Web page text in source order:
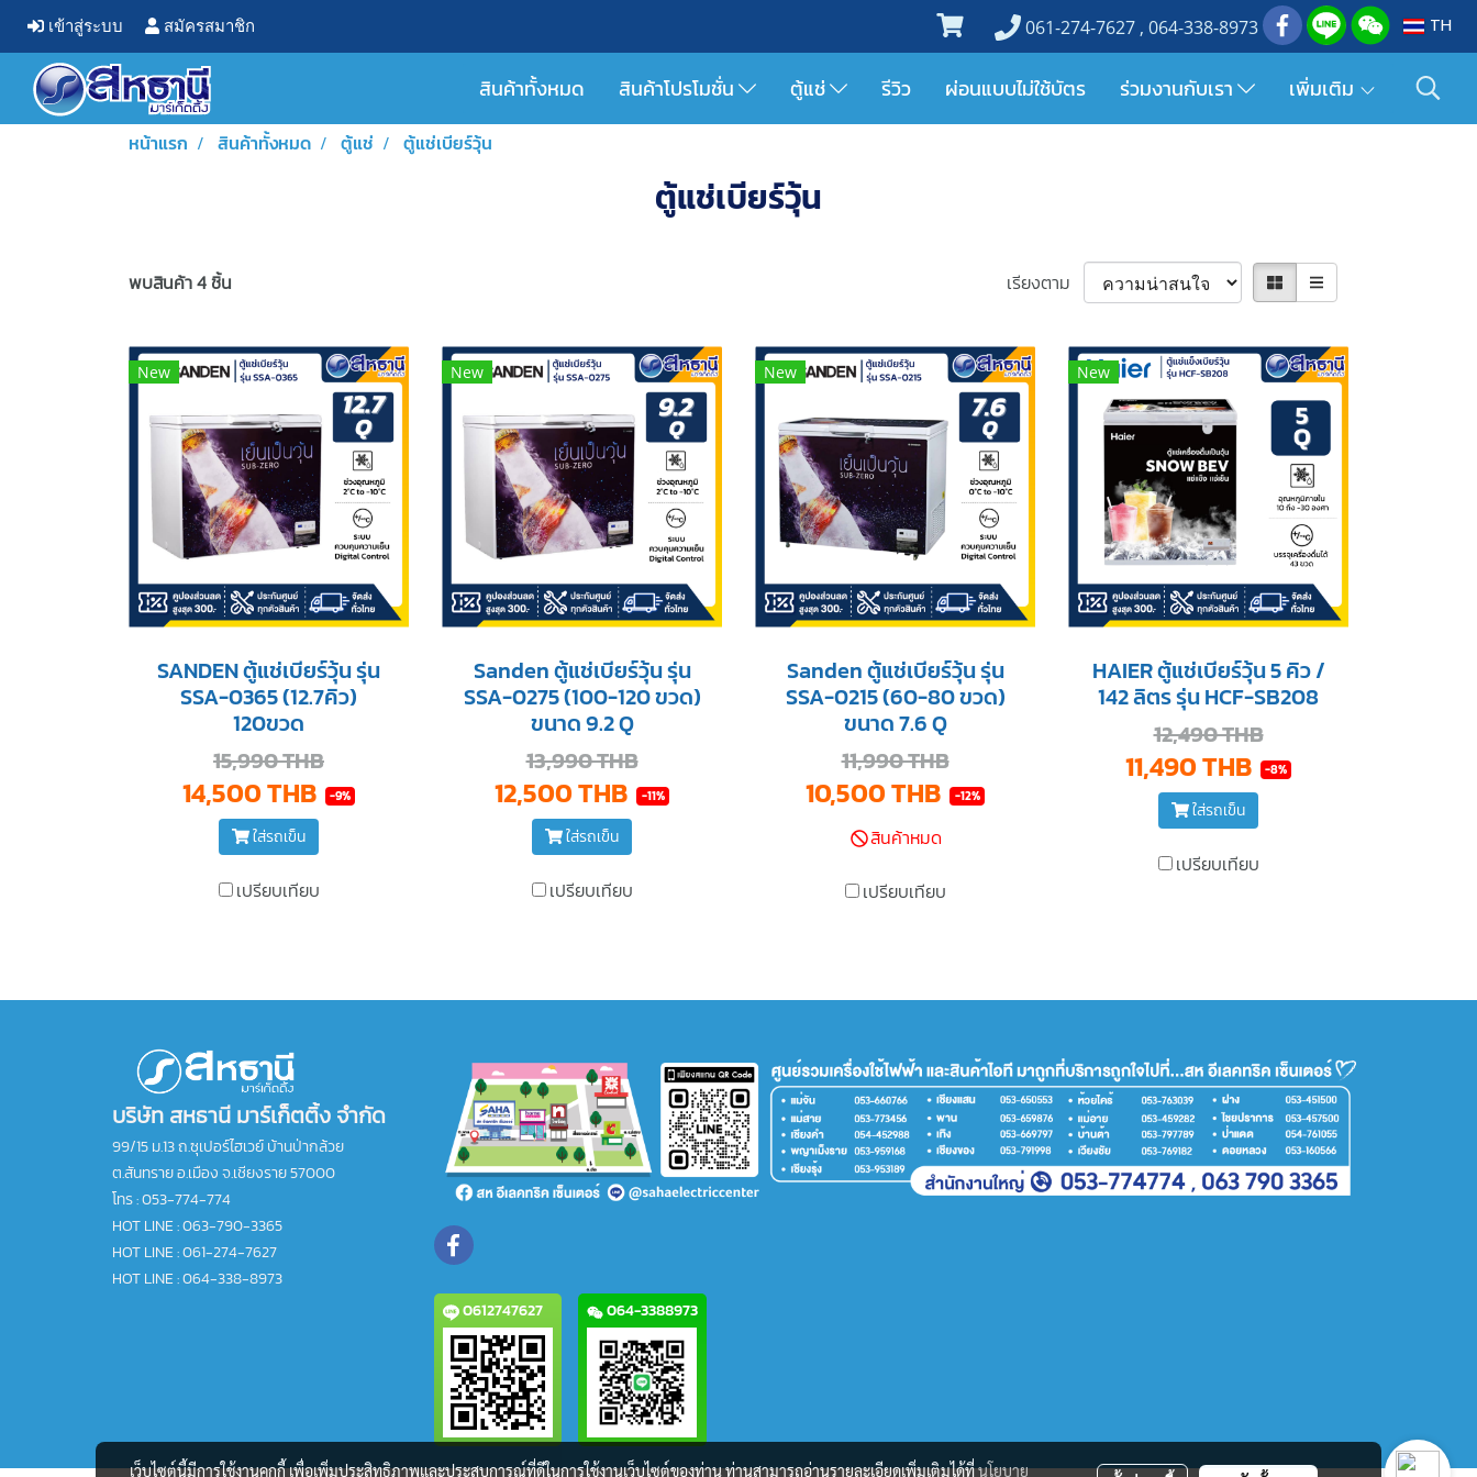
เข้าสู่ระบบ สมัครสมาชิก 061-274-7627 , 064-338-8973 TH
สินค้าทั้งหมด สินค้าโปรโมชั่น ตู้แช่ รีวิว ผ่อนแบบไม่ใช้บัตร ร่วมงานกับเรา เพิ่มเติม
หน้าแรก สินค้าทั้งหมด ตู้แช่ ตู้แช่เบียร์วุ้น
ตู้แช่เบียร์วุ้น
พบสินค้า 4 ชิ้น เรียงตาม
New
SANDEN ตู้แช่เบียร์วุ้น รุ่น
SSA-0365 (12.7คิว)
120ขวด
15,990 THB
14,500 THB -9%
ใส่รถเข็น
เปรียบเทียบ
New
Sanden ตู้แช่เบียร์วุ้น รุ่น
SSA-0275 (100-120 ขวด)
ขนาด 9.2 Q
13,990 THB
12,500 THB -11%
ใส่รถเข็น
เปรียบเทียบ
New
Sanden ตู้แช่เบียร์วุ้น รุ่น
SSA-0215 (60-80 ขวด)
ขนาด 7.6 Q
11,990 THB
10,500 THB -12%
สินค้าหมด
เปรียบเทียบ
New
HAIER ตู้แช่เบียร์วุ้น 5 คิว /
142 ลิตร รุ่น HCF-SB208
12,490 THB
11,490 THB -8%
ใส่รถเข็น
เปรียบเทียบ
บริษัท สหธานี มาร์เก็ตติ้ง จำกัด
99/15 ม.13 ถ.ซุเปอร์ไฮเวย์ บ้านป่ากล้วย
ต.สันทราย อ.เมือง จ.เชียงราย 57000
โทร :053-774-774
HOT LINE : 063-790-3365
HOT LINE : 061-274-7627
HOT LINE : 064-338-8973
0612747627
064-3388973
เว็บไซต์นี้มีการใช้งานคุกกี้ เพื่อเพิ่มประสิทธิภาพและประสบการณ์ที่ดีในการใช้งานเว็บไซต์ของท่าน ท่านสามารถอ่านรายละเอียดเพิ่มเติมได้ที่นโยบาย